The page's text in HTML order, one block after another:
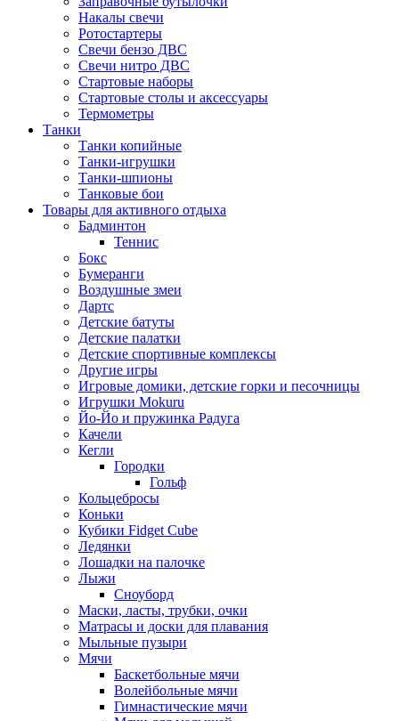
Накалы свечи
Ротостартеры
Свечи бензо ДВС
Свечи нитро ДВС
Стартовые наборы
Стартовые столы и аксессуары
Термометры
Танки
Танки копийные
Танки-игрушки
Танки-шпионы
Танковые бои
Товары для активного отдыха
Бадминтон
Теннис
Бокс
Бумеранги
Воздушные змеи
Дартс
Детские батуты
Детские палатки
Детские спортивные комплексы
Другие игры
Игровые домики, детские горки и песочницы
Игрушки Mokuru
Йо-Йо и пружинка Радуга
Качели
Кегли
Городки
Гольф
Кольцебросы
Коньки
Кубики Fidget Cube
Ледянки
Лошадки на палочке
Лыжи
Сноуборд
Маски, ласты, трубки, очки
Матрасы и доски для плавания
Мыльные пузыри
Мячи
Баскетбольные мячи
Волейбольные мячи
Гимнастические мячи